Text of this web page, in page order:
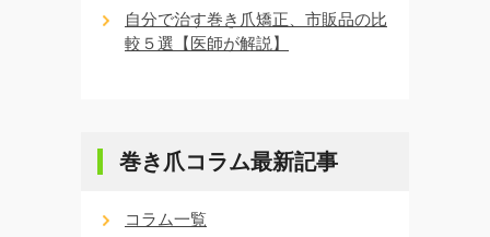
自分で治す巻き爪矯正、市販品の比
較５選【医師が解説】
巻き爪コラム最新記事
コラム一覧